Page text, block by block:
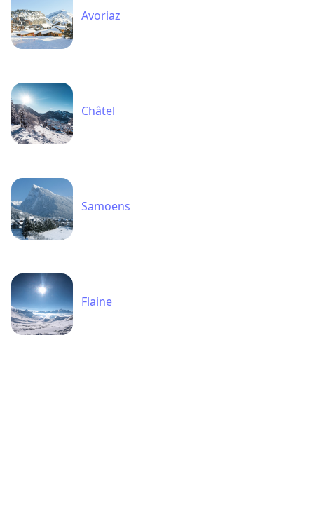
Avoriaz
Châtel
Samoens
Flaine